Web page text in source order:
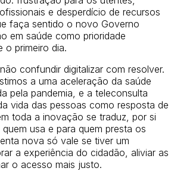
e desperdício de recursos
faça sentido o novo Governo
em saúde como prioridade
o primeiro dia.
confundir digitalizar com resolver.
a uma aceleração da saúde
pela pandemia, e a teleconsulta
vida das pessoas como resposta de
toda a inovação se traduz, por si
usa e para quem presta os
nova só vale se tiver um
a experiência do cidadão, aliviar as
o acesso mais justo.